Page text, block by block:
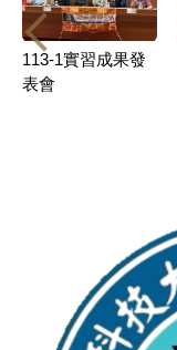
113-1實習成果發
表會